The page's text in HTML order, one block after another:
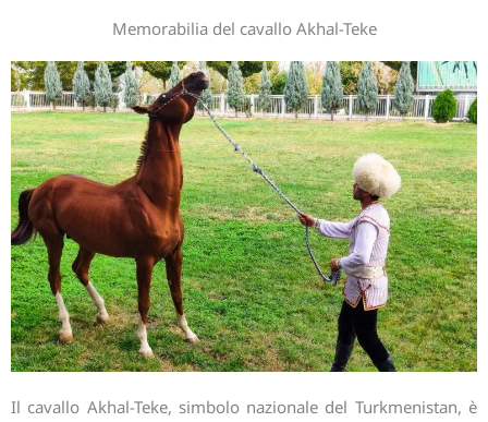
Memorabilia del cavallo Akhal-Teke
Il cavallo Akhal-Teke, simbolo nazionale del Turkmenistan, è